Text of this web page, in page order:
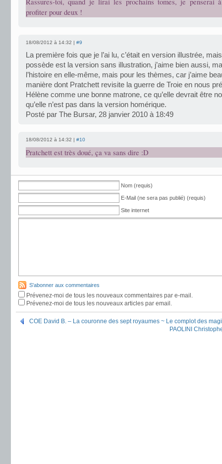
profiter pour deux !
18/08/2012 à 14:32 | #9
La première fois que je l’ai lu, c’était en version illustrée,
possède est la version sans illustration, j’aime bien aussi,
l’histoire en elle-même, mais pour les thèmes, car j’aime
manière dont Pratchett revisite la guerre de Troie en nous
Hélène comme une bonne matrone, ce qu’elle devrait être
qu’elle n’est pas dans la version homérique.
Posté par The Bursar, 28 janvier 2010 à 18:49
18/08/2012 à 14:32 | #10
Pratchett est très doué, ça va sans dire :D
Nom (requis)
E-Mail (ne sera pas publié) (requis)
Site internet
S'abonner aux commentaires
Prévenez-moi de tous les nouveaux commentaires par e-mail.
Prévenez-moi de tous les nouveaux articles par email.
COE David B. – La couronne des sept royaumes ~ Le complot des
PAOLINI